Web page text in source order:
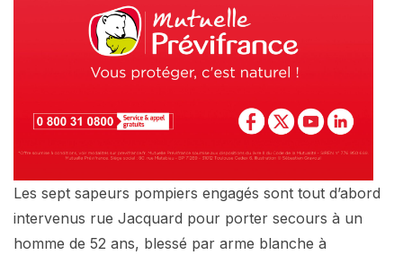
Les sept sapeurs pompiers engagés sont tout d’abord
intervenus rue Jacquard pour porter secours à un
homme de 52 ans, blessé par arme blanche à